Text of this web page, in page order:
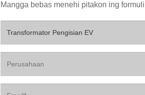
Mangga bebas menehi pitakon ing